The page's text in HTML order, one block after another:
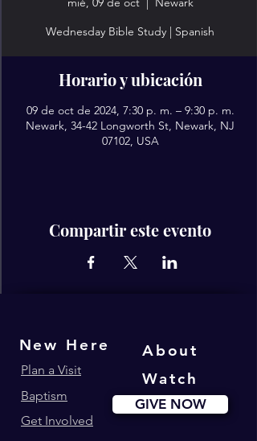
Wednesday Bible Study | Spanish
Horario y ubicación
09 de oct de 2024, 7:30 p. m. – 9:30 p. m.
Newark, 34-42 Longworth St, Newark, NJ
07102, USA
Compartir este evento
About
New Here
Plan a Visit
Baptism
GIVE NOW
Get Involved
Watch